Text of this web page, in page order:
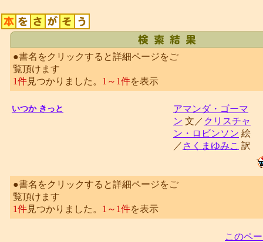
●書名をクリックすると詳細ページをご
覧頂けます
1件見つかりました。 1～1件を表示
いつか きっと
アマンダ・ゴーマ
ン 文／ クリスチャ
ン・ロビンソン 絵
／ さくまゆみこ 訳
●書名をクリックすると詳細ページをご
覧頂けます
1件見つかりました。 1～1件を表示
このペ